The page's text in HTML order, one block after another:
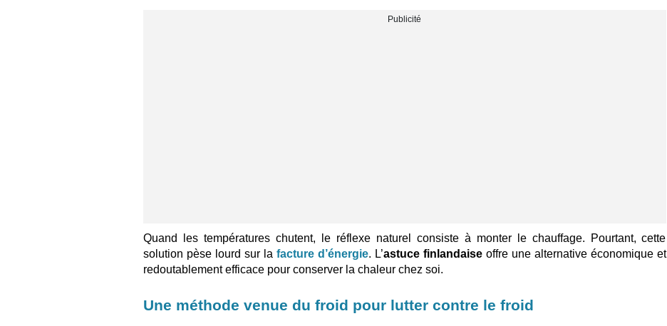
Quand les températures chutent, le réflexe naturel consiste à monter le chauffage. Pourtant, cette
solution pèse lourd sur la facture d’énergie. L’astuce finlandaiseoffre une alternative économique et
redoutablement efficace pour conserver la chaleur chez soi.
Une méthode venue du froid pour lutter contre le froid